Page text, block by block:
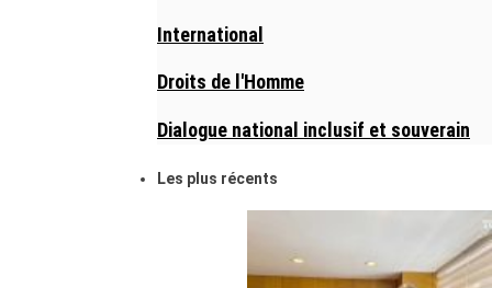
International
Droits de l'Homme
Dialogue national inclusif et souverain
Les plus récents